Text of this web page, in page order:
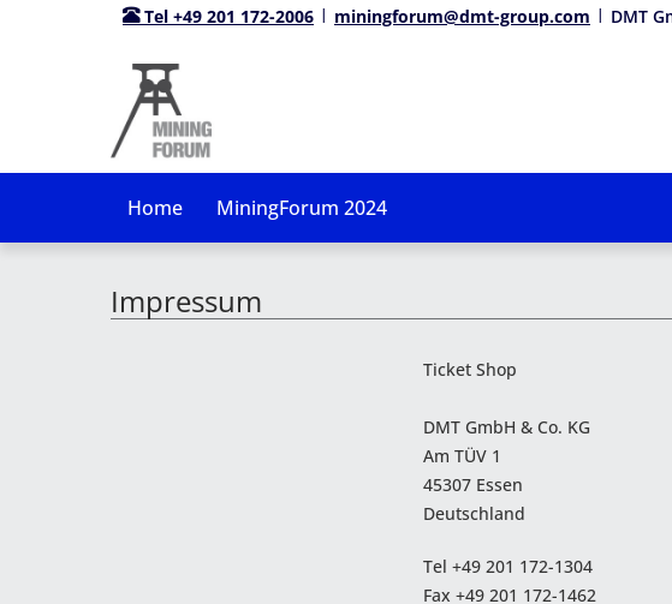
Tel +49 201 172-2006 miningforum@dmt-group.com DMT
Home MiningForum 2024
Impressum
Ticket Shop
DMT GmbH & Co. KG
Am TÜV 1
45307 Essen
Deutschland
Tel +49 201 172-1304
Fax +49 201 172-1462